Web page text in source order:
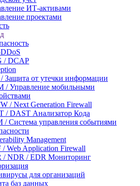
ИТ-активами
проектами
/ DCAP
Защита от утечки информации
/ Управление мобильными
/ Next Generation Firewall
/ DAST Анализатор Кода
/ Система управления событиями
Management
/ Web Application Firewall
/ NDR / EDR Мониторинг
для организаций
баз данных